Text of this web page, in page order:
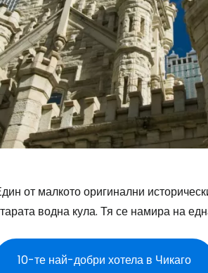
от малкото оригинални
водна кула. Тя се намира на
10-те най-добри хотела в Чикаго